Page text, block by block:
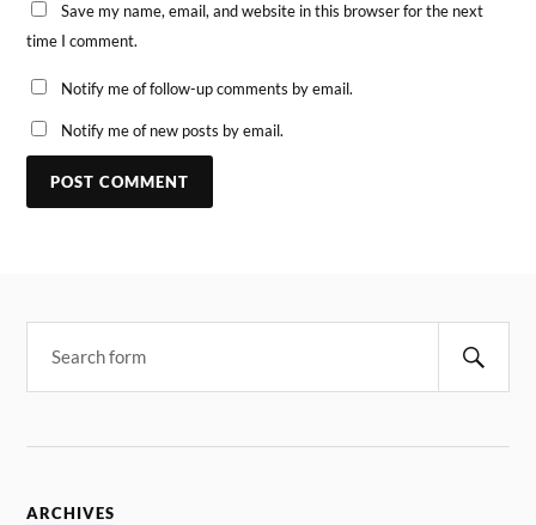
Save my name, email, and website in this browser for the next
time I comment.
Notify me of follow-up comments by email.
Notify me of new posts by email.
ARCHIVES